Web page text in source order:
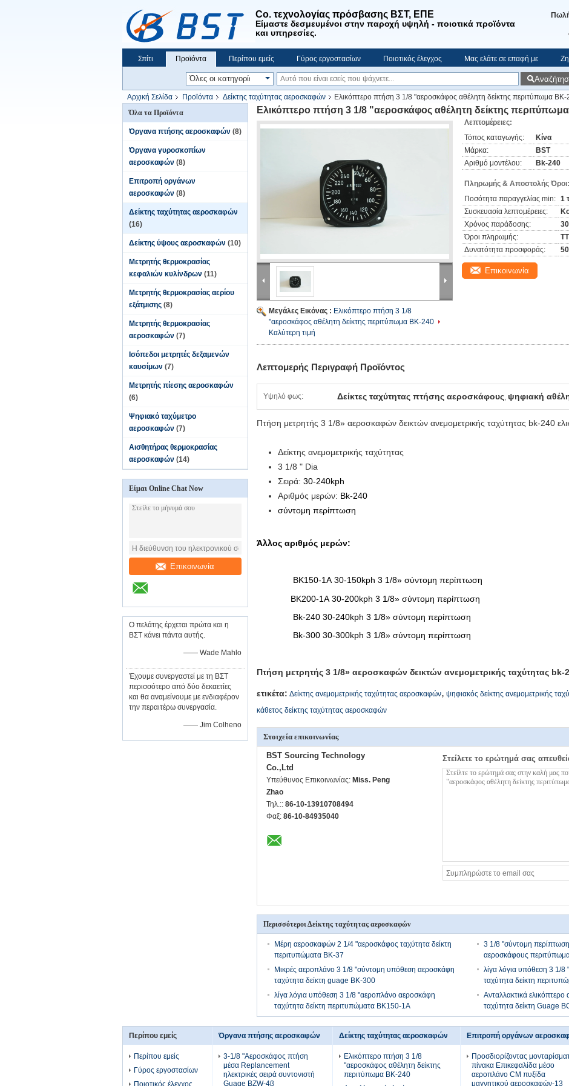
Co. τεχνολογίας πρόσβασης ΒΣΤ, ΕΠΕ
Είμαστε δεσμευμένοι στην παροχή υψηλή - ποιοτικά προϊόντα
και υπηρεσίες.
Σπίτι Προϊόντα Περίπου εμείς Γύρος εργοστασίων Ποιοτικός έλεγχος Μας ελάτε σε επαφή με
Αρχική Σελίδα Προϊόντα Δείκτης ταχύτητας αεροσκαφών
Ελικόπτερο πτήση 3 1/8 "αεροσκάφος αθέλητη δείκτης περιτύπωμα
Όλα τα Προϊόντα
Όργανα πτήσης αεροσκαφών (8)
Όργανα γυροσκοπίων
αεροσκαφών (8)
Επιτροπή οργάνων
αεροσκαφών (8)
Δείκτης ταχύτητας αεροσκαφών
(16)
Δείκτης ύψους αεροσκαφών (10)
Μετρητής θερμοκρασίας
κεφαλιών κυλίνδρων (11)
Μετρητής θερμοκρασίας αερίου
εξάτμισης (8)
Μετρητής θερμοκρασίας
αεροσκαφών (7)
Ισόπεδοι μετρητές δεξαμενών
καυσίμων (7)
Μετρητής πίεσης αεροσκαφών
(6)
Ψηφιακό ταχύμετρο
αεροσκαφών (7)
Αισθητήρας θερμοκρασίας
αεροσκαφών (14)
Είμαι Online Chat Now
Επικοινωνία
Ο πελάτης έρχεται πρώτα και η
ΒΣΤ κάνει πάντα αυτής.
—— Wade Mahlo
Έχουμε συνεργαστεί με τη ΒΣΤ
περισσότερο από δύο δεκαετίες
και θα αναμείνουμε με ενδιαφέρον
την περαιτέρω συνεργασία.
—— Jim Colheno
Ελικόπτερο πτήση 3 1/8 "αεροσκάφος αθέλητη δείκτης
Μεγάλες Εικόνας : Ελικόπτερο πτήση 3 1/8
"αεροσκάφος αθέλητη δείκτης περιτύπωμα BK-240
Καλύτερη τιμή
Λεπτομέρειες:
Τόπος καταγωγής:
Κίνα
Μάρκα:
BST
Αριθμό μοντέλου:
Bk-240
Πληρωμής & Αποστολής Όροι:
Ποσότητα παραγγελίας min: 1
Συσκευασία λεπτομέρειες:
Χρόνος παράδοσης:
Όροι πληρωμής:
Δυνατότητα προσφοράς:
Επικοινωνία
Λεπτομερής Περιγραφή Προϊόντος
Υψηλό φως: Δείκτες ταχύτητας πτήσης αεροσκάφους, ψηφιακή
Πτήση μετρητής 3 1/8» αεροσκαφών δεικτών ανεμομετρικής ταχύτητας bk-240
Δείκτης ανεμομετρικής ταχύτητας
3 1/8 " Dia
Σειρά: 30-240kph
Αριθμός μερών: Bk-240
σύντομη περίπτωση
Άλλος αριθμός μερών:
BK150-1A 30-150kph 3 1/8» σύντομη περίπτωση
BK200-1A 30-200kph 3 1/8» σύντομη περίπτωση
Bk-240 30-240kph 3 1/8» σύντομη περίπτωση
Bk-300 30-300kph 3 1/8» σύντομη περίπτωση
Πτήση μετρητής 3 1/8» αεροσκαφών δεικτών ανεμομετρικής ταχύτητας bk-
ετικέτα: Δείκτης ανεμομετρικής ταχύτητας αεροσκαφών, ψηφιακός δείκτης ανεμομετρικής
κάθετος δείκτης ταχύτητας αεροσκαφών
Στοιχεία επικοινωνίας
BST Sourcing Technology
Co.,Ltd
Υπεύθυνος Επικοινωνίας: Miss. Peng
Zhao
Τηλ.:: 86-10-13910708494
Φαξ: 86-10-84935040
Στείλετε το ερώτημά σας
Περισσότεροι Δείκτης ταχύτητας αεροσκαφών
Μέρη αεροσκαφών 2 1/4 "αεροσκάφος ταχύτητα δείκτη
περιτυπώματα BK-37
3 1/8 "σύντομη
αεροσκάφους
Μικρές αεροπλάνο 3 1/8 "σύντομη υπόθεση αεροσκάφη
ταχύτητα δείκτη guage BK-300
λίγα λόγια υπόθεση 3 1/
ταχύτητα δείκτη
λίγα λόγια υπόθεση 3 1/8 "αεροπλάνο αεροσκάφη
ταχύτητα δείκτη περιτυπώματα BK150-1A
Ανταλλακτικά
ταχύτητα δείκτη Guage
Περίπου εμείς
Περίπου εμείς
Γύρος εργοστασίων
Ποιοτικός έλεγχος
Όργανα πτήσης αεροσκαφών
3-1/8 "Αεροσκάφος πτήση
μέσα Replancement
ηλεκτρικές σειρά συντονιστή
Guage BZW-4β
Δείκτης ταχύτητας αεροσκαφών
Ελικόπτερο πτήση 3 1/8
"αεροσκάφος αθέλητη δείκτης
περιτύπωμα BK-240
Επιτροπή οργάνων
Προσδιορίζοντας
πίνακα Επικεφαλίδα μέσο
αεροπλάνο CM πυξίδα
μαγνητικού αεροσκαφών-13